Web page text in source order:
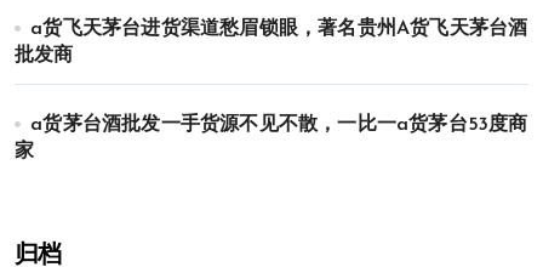
a货飞天茅台进货渠道愁眉锁眼，著名贵州A货飞天茅台酒
批发商
a货茅台酒批发一手货源不见不散，一比一a货茅台53度商
家
归档